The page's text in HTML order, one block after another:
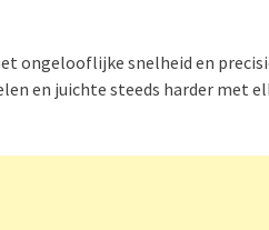
ongelooflijke snelheid en
en juichte steeds harder met